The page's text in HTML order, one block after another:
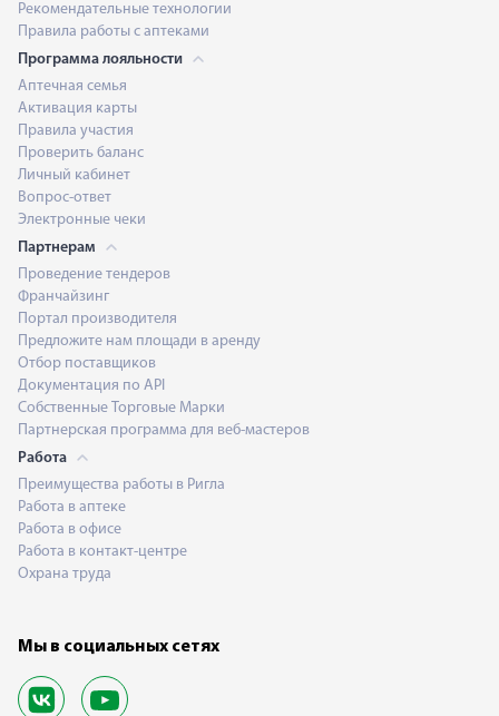
Рекомендательные технологии
Правила работы с аптеками
Программа лояльности
Аптечная семья
Активация карты
Правила участия
Проверить баланс
Личный кабинет
Вопрос-ответ
Электронные чеки
Партнерам
Проведение тендеров
Франчайзинг
Портал производителя
Предложите нам площади в аренду
Отбор поставщиков
Документация по API
Собственные Торговые Марки
Партнерская программа для веб-мастеров
Работа
Преимущества работы в Ригла
Работа в аптеке
Работа в офисе
Работа в контакт-центре
Охрана труда
Мы в социальных сетях